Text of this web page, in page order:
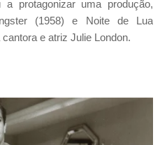
protagonizar uma produção,
(1958) e Noite de Lua
e atriz Julie London.